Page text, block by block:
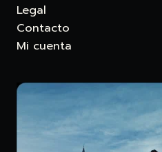
Legal
Contacto
Mi cuenta